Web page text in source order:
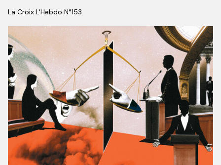
La Croix L'Hebdo N°153